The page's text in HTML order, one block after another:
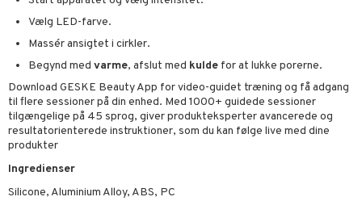
Vælg LED-farve.
Massér ansigtet i cirkler.
Begynd med varme, afslut med kulde for at lukke porerne.
Download GESKE Beauty App for video-guidet træning og få adgang
til flere sessioner på din enhed. Med 1000+ guidede sessioner
tilgængelige på 45 sprog, giver produkteksperter avancerede og
resultatorienterede instruktioner, som du kan følge live med dine
produkter
Ingredienser
Silicone, Aluminium Alloy, ABS, PC